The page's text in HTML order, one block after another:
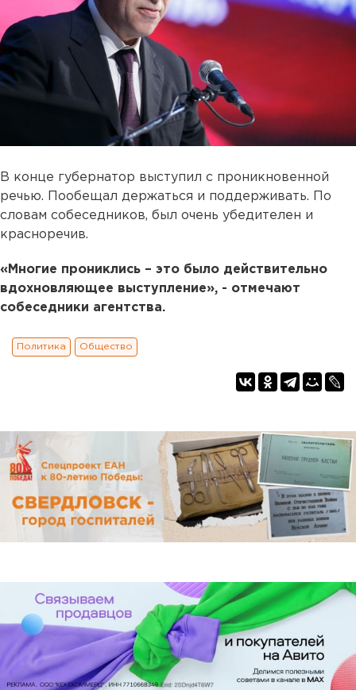
В конце губернатор выступил с проникновенной
речью. Пообещал держаться и поддерживать. По
словам собеседников, был очень убедителен и
красноречив.
«Многие прониклись – это было действительно
вдохновляющее выступление», - отмечают
собеседники агентства.
Политика Общество